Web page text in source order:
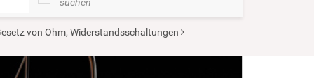
von Ohm, Widerstandsschaltungen